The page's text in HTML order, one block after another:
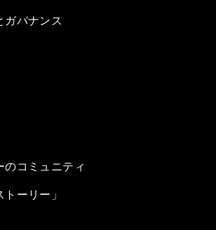
ガバナンス
のコミュニティ
トーリー」